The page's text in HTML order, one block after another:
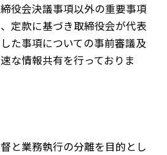
ニュース
企業情報
IR情報
fashion!
役会決議事項以外の重要事項
定款に基づき取締役会が代表
た事項についての事前審議及
な情報共有を行っておりま
と業務執行の分離を目的とし